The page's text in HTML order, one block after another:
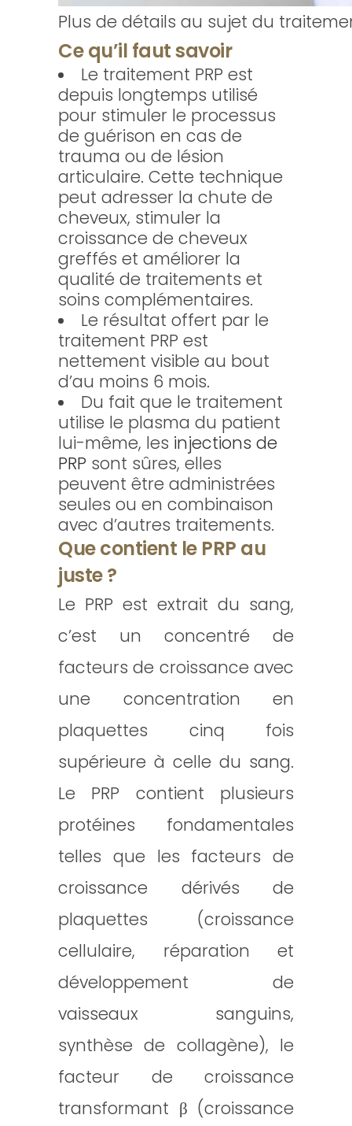
Plus de détails au sujet du
Ce qu’il faut savoir
Le traitement PRP est
depuis longtemps utilisé
pour stimuler le processus
de guérison en cas de
trauma ou de lésion
articulaire. Cette technique
peut adresser la chute de
cheveux, stimuler la
croissance de cheveux
greffés et améliorer la
qualité de traitements et
soins complémentaires.
Le résultat offert par le
traitement PRP est
nettement visible au bout
d’au moins 6 mois.
Du fait que le traitement
utilise le plasma du patient
lui-même, les injections de
PRP sont sûres, elles
peuvent être administrées
seules ou en combinaison
avec d’autres traitements.
Que contient le PRP au
juste ?
Le PRP est extrait du sang,
c’est un concentré de
facteurs de croissance avec
une concentration en
plaquettes cinq fois
supérieure à celle du sang.
Le PRP contient plusieurs
protéines fondamentales
telles que les facteurs de
croissance dérivés de
plaquettes (croissance
cellulaire, réparation et
développement de
vaisseaux sanguins,
synthèse de collagène), le
facteur de croissance
transformant β (croissance